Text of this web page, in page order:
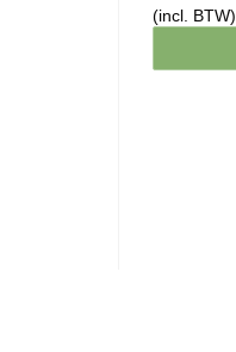
(incl. BTW)